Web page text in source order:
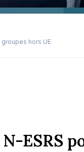
hors UE
ESRS